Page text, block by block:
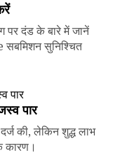
पर दंड के बारे में जानें
सुनिश्चित
पार
की, लेकिन शुद्ध लाभ
कारण।